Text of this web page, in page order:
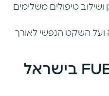
ושילוב טיפולים משלימים
ועל השקט הנפשי לאורך
השתלת שיער FUE בישראל